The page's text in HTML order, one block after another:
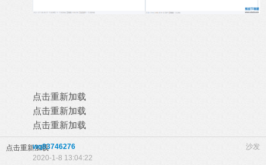
点击重新加载
点击重新加载
点击重新加载
点击重新加载 沙发
wq83746276
2020-1-8 13:04:22